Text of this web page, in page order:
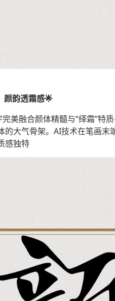
颜韵透霜感🌟
完美融合颜体精髓与“绎霜”
的大气骨架。AI技术在笔画末
感独特